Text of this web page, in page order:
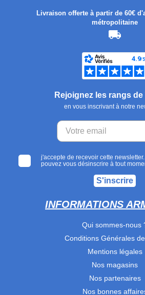
Livraison offerte à partir de 60€
métropolitaine
Rejoignez les rangs de
en vous inscrivant à notre
j'accepte de recevoir cette
pouvez vous désinscrire à tout
S'inscrire
INFORMATIONS
Qui sommes-nous
Conditions Générales
Mentions légales
Nos magasins
Nos partenaires
Nos bonnes